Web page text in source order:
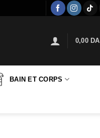
0,00 DA
BAIN ET CORPS